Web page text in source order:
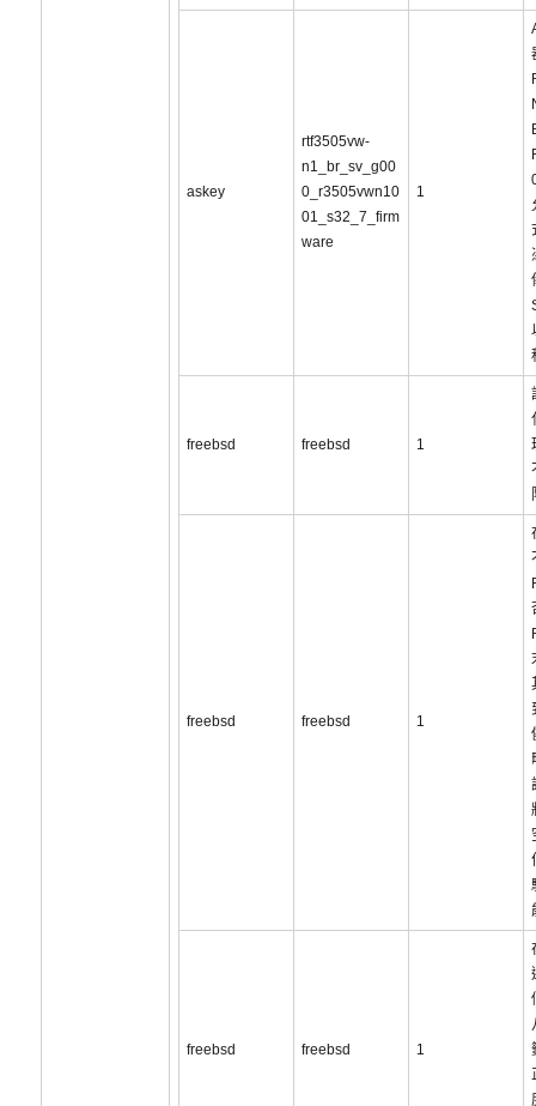
askey
rtf3505vw-
n1_br_sv_g00
0_r3505vwn10
01_s32_7_firm
ware
1
freebsd freebsd 1
freebsd freebsd 1
freebsd freebsd 1